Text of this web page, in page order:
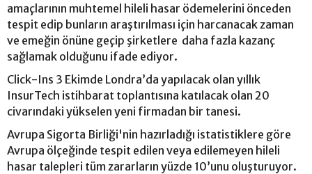
amaçlarının muhtemel hileli hasar ödemelerini önceden
tespit edip bunların araştırılması için harcanacak zaman
ve emeğin önüne geçip şirketlere daha fazla kazanç
sağlamak olduğunu ifade ediyor.
Click-Ins 3 Ekimde Londra’da yapılacak olan yıllık
InsurTech istihbarat toplantısına katılacak olan 20
civarındaki yükselen yeni firmadan bir tanesi.
Avrupa Sigorta Birliği'nin hazırladığı istatistiklere göre
Avrupa ölçeğinde tespit edilen veya edilemeyen hileli
hasar talepleri tüm zararların yüzde 10’unu oluşturuyor.